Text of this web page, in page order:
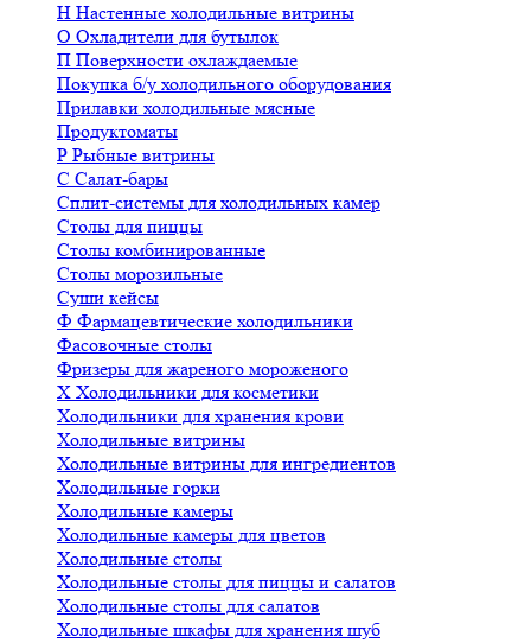
Н Настенные холодильные витрины
О Охладители для бутылок
П Поверхности охлаждаемые
Покупка б/у холодильного оборудования
Прилавки холодильные мясные
Продуктоматы
Р Рыбные витрины
С Салат-бары
Сплит-системы для холодильных камер
Столы для пиццы
Столы комбинированные
Столы морозильные
Суши кейсы
Ф Фармацевтические холодильники
Фасовочные столы
Фризеры для жареного мороженого
Х Холодильники для косметики
Холодильники для хранения крови
Холодильные витрины
Холодильные витрины для ингредиентов
Холодильные горки
Холодильные камеры
Холодильные камеры для цветов
Холодильные столы
Холодильные столы для пиццы и салатов
Холодильные столы для салатов
Холодильные шкафы для хранения шуб